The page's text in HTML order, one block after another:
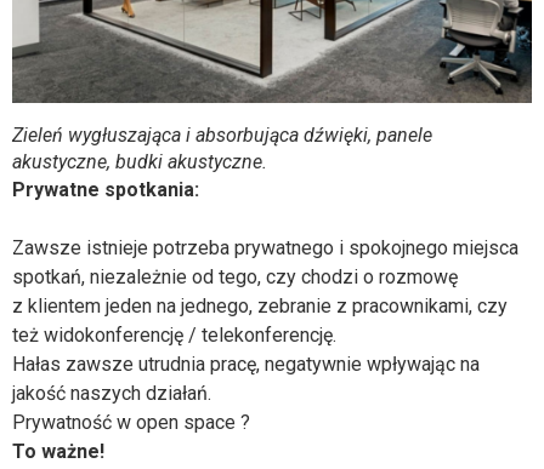
Zieleń wygłuszająca i absorbująca dźwięki, panele
akustyczne, budki akustyczne.
Prywatne spotkania:
Zawsze istnieje potrzeba prywatnego i spokojnego miejsca
spotkań, niezależnie od tego, czy chodzi o rozmowę
z klientem jeden na jednego, zebranie z pracownikami, czy
też widokonferencję / telekonferencję.
Hałas zawsze utrudnia pracę, negatywnie wpływając na
jakość naszych działań.
Prywatność w open space ?
To ważne!